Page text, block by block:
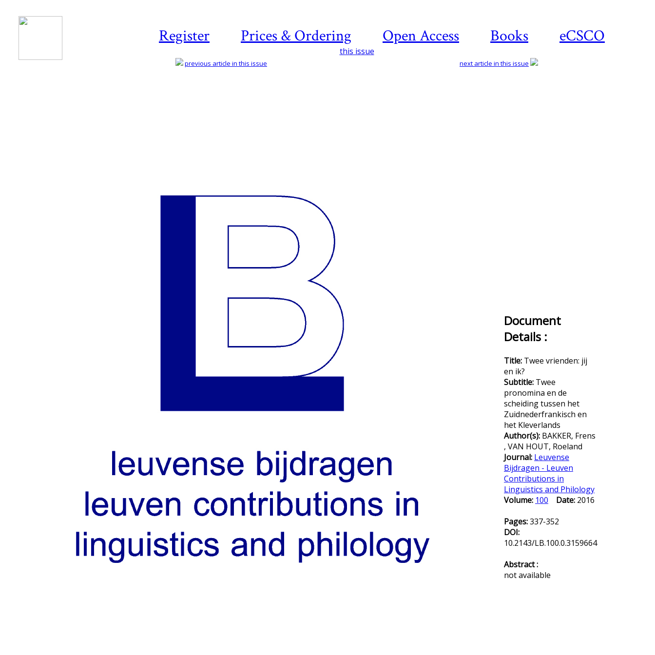
Register Prices & Ordering Open Access Books eCSCO
this issue
previous article in this issue next article in this issue
Document
Details :
Title: Twee vrienden: jij
en ik?
Subtitle: Twee
pronomina en de
scheiding tussen het
Zuidnederfrankisch en
het Kleverlands
Author(s): BAKKER, Frens
, VAN HOUT, Roeland
Journal: Leuvense
Bijdragen - Leuven
Contributions in
Linguistics and Philology
Volume: 100 Date: 2016
Pages:337-352
DOI:
10.2143/LB.100.0.3159664
Abstract :
not available